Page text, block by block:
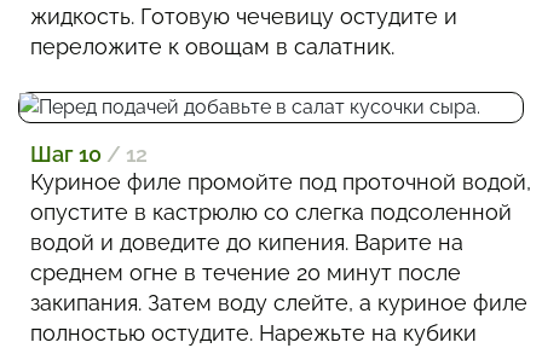
жидкость. Готовую чечевицу остудите и
переложите к овощам в салатник.
Шаг 10 / 12
Куриное филе промойте под проточной водой,
опустите в кастрюлю со слегка подсоленной
водой и доведите до кипения. Варите на
среднем огне в течение 20 минут после
закипания. Затем воду слейте, а куриное филе
полностью остудите. Нарежьте на кубики